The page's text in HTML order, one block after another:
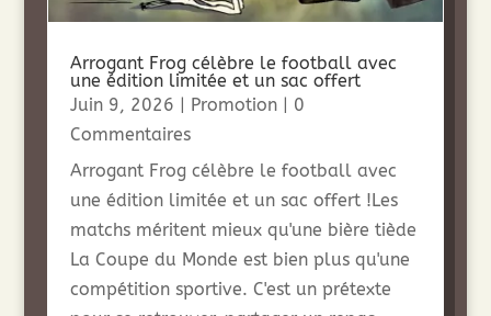
Arrogant Frog célèbre le football avec
une édition limitée et un sac offert
Juin 9, 2026 | Promotion| 0
Commentaires
Arrogant Frog célèbre le football avec
une édition limitée et un sac offert !Les
matchs méritent mieux qu'une bière tiède
La Coupe du Monde est bien plus qu'une
compétition sportive. C'est un prétexte